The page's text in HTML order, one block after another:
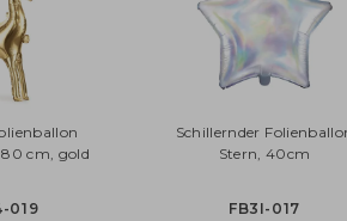
80 cm, gold
019
Schillernder
Stern, 40cm
FB3I-017